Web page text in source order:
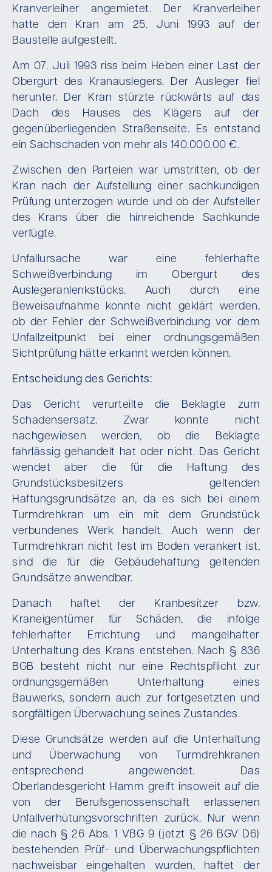
Kranverleiher angemietet. Der Kranverleiher
hatte den Kran am 25. Juni 1993 auf der
Baustelle aufgestellt.
Am 07. Juli 1993 riss beim Heben einer Last der
Obergurt des Kranauslegers. Der Ausleger fiel
herunter. Der Kran stürzte rückwärts auf das
Dach des Hauses des Klägers auf der
gegenüberliegenden Straßenseite. Es entstand
ein Sachschaden von mehr als 140.000.00 €.
Zwischen den Parteien war umstritten, ob der
Kran nach der Aufstellung einer sachkundigen
Prüfung unterzogen wurde und ob der Aufsteller
des Krans über die hinreichende Sachkunde
verfügte.
Unfallursache war eine fehlerhafte
Schweißverbindung im Obergurt des
Auslegeranlenkstücks. Auch durch eine
Beweisaufnahme konnte nicht geklärt werden,
ob der Fehler der Schweißverbindung vor dem
Unfallzeitpunkt bei einer ordnungsgemäßen
Sichtprüfung hätte erkannt werden können.
Entscheidung des Gerichts:
Das Gericht verurteilte die Beklagte zum
Schadensersatz. Zwar konnte nicht
nachgewiesen werden, ob die Beklagte
fahrlässig gehandelt hat oder nicht. Das Gericht
wendet aber die für die Haftung des
Grundstücksbesitzers geltenden
Haftungsgrundsätze an, da es sich bei einem
Turmdrehkran um ein mit dem Grundstück
verbundenes Werk handelt. Auch wenn der
Turmdrehkran nicht fest im Boden verankert ist,
sind die für die Gebäudehaftung geltenden
Grundsätze anwendbar.
Danach haftet der Kranbesitzer bzw.
Kraneigentümer für Schäden, die infolge
fehlerhafter Errichtung und mangelhafter
Unterhaltung des Krans entstehen. Nach § 836
BGB besteht nicht nur eine Rechtspflicht zur
ordnungsgemäßen Unterhaltung eines
Bauwerks, sondern auch zur fortgesetzten und
sorgfältigen Überwachung seines Zustandes.
Diese Grundsätze werden auf die Unterhaltung
und Überwachung von Turmdrehkranen
entsprechend angewendet. Das
Oberlandesgericht Hamm greift insoweit auf die
von der Berufsgenossenschaft erlassenen
Unfallverhütungsvorschriften zurück. Nur wenn
die nach § 26 Abs. 1 VBG 9 (jetzt § 26 BGV D6)
bestehenden Prüf- und Überwachungspflichten
nachweisbar eingehalten wurden, haftet der